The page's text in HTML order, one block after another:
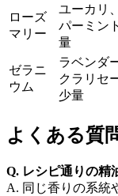
ローズ
マリー
ユーカリ
パーミン
量
ゼラニ
ウム
ラベンダ
クラリセ
少量
よくある質
Q. レシピ通りの精
A. 同じ香りの系統